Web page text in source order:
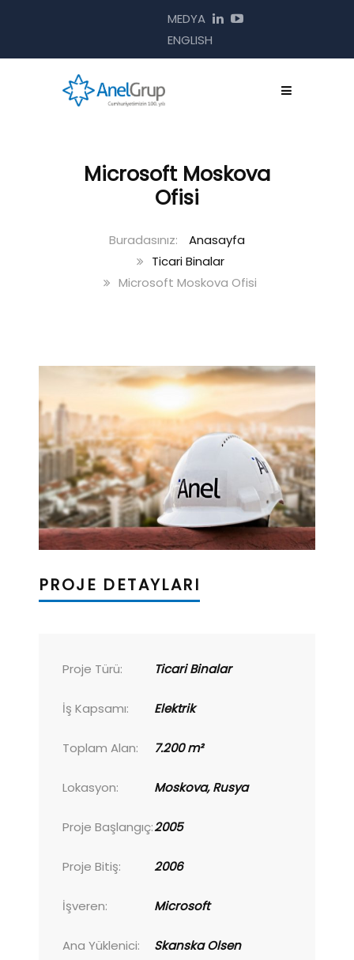
MEDYA
ENGLISH
Microsoft Moskova
Ofisi
Anasayfa
Ticari Binalar
Microsoft Moskova Ofisi
PROJE DETAYLARI
Proje Türü: Ticari Binalar
İş Kapsamı: Elektrik
Toplam Alan: 7.200 m²
Lokasyon: Moskova, Rusya
Proje Başlangıç:2005
Proje Bitiş: 2006
İşveren: Microsoft
Ana Yüklenici: Skanska Olsen